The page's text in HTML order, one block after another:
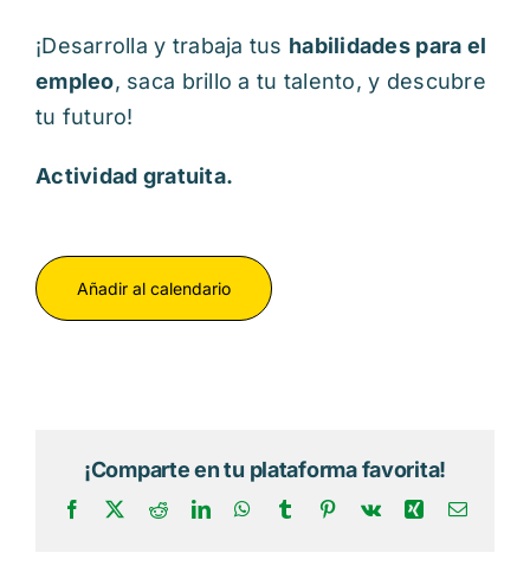
¡Desarrolla y trabaja tus habilidades para el
empleo, saca brillo a tu talento, y descubre
tu futuro!
Actividad gratuita.
Añadir al calendario
¡Comparte en tu plataforma favorita!
Facebook RedditLinkedInWhatsApp
Tumblr Pinterest
Vk XingCorreo